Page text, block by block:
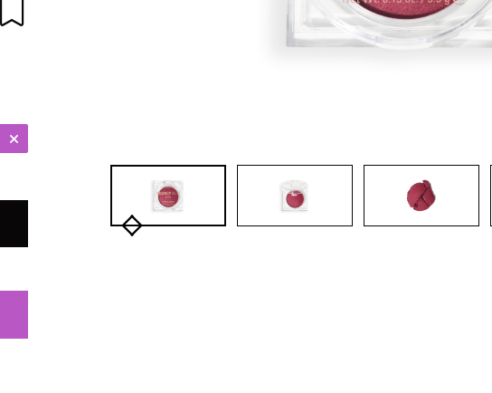
CREARE UN